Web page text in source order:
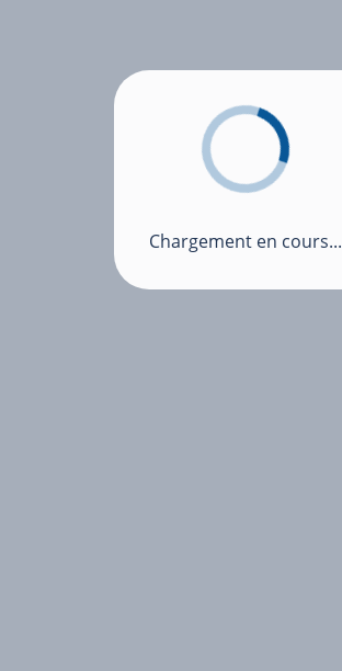
Chargement en cours...